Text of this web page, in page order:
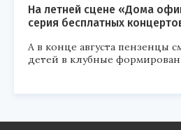
На летней сцене «Дома
серия бесплатных
А в конце августа пензенцы
детей в клубные